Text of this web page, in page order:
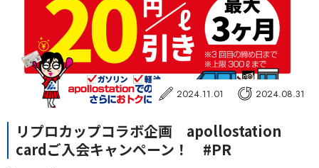
2024.11.01 2024.08.31
リプロカップコラボ企画 apollostation
cardご入会キャンペーン！ #PR